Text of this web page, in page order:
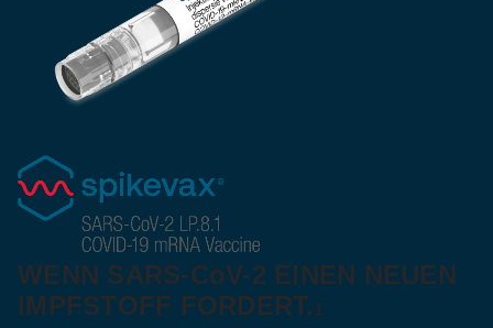
WENN SARS-CoV-2 EINEN NEUEN
IMPFSTOFF FORDERT. 1